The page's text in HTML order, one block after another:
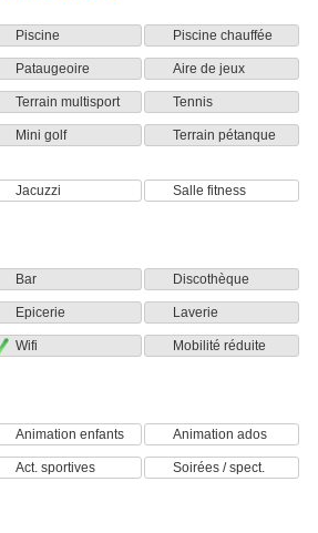
Piscine Piscine chauffée
Pataugeoire Aire de jeux
Terrain multisport Tennis
Mini golf Terrain pétanque
Jacuzzi Salle fitness
Bar Discothèque
Epicerie Laverie
Wifi Mobilité réduite
Animation enfants Animation ados
Act. sportives Soirées / spect.